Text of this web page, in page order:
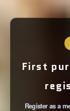
First
Register as a